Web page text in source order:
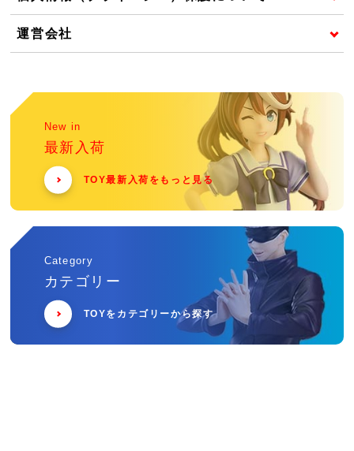
運営会社
New in
最新入荷
TOY最新入荷をもっと見る
Category
カテゴリー
TOYをカテゴリーから探す